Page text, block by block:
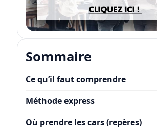
Sommaire
Ce qu’il faut comprendre
Méthode express
Où prendre les cars (repères)